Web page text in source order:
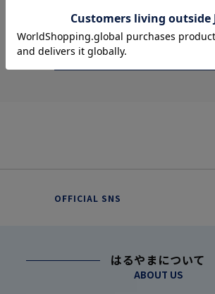
OFFICIAL SNS
はるやまについて
ABOUT US